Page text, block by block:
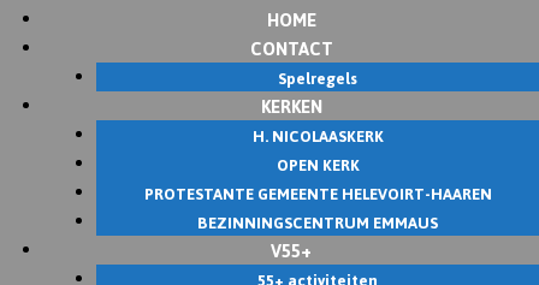
HOME
CONTACT
Spelregels
KERKEN
H. NICOLAASKERK
OPEN KERK
PROTESTANTE GEMEENTE HELEVOIRT-HAAREN
BEZINNINGSCENTRUM EMMAUS
V55+